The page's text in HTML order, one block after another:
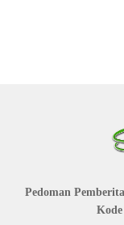
Pedoman